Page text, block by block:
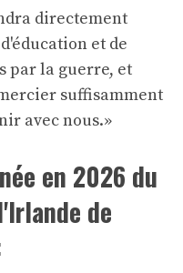
directement
et de
par la guerre, et
suffisamment
avec nous.»
en 2026 du
de